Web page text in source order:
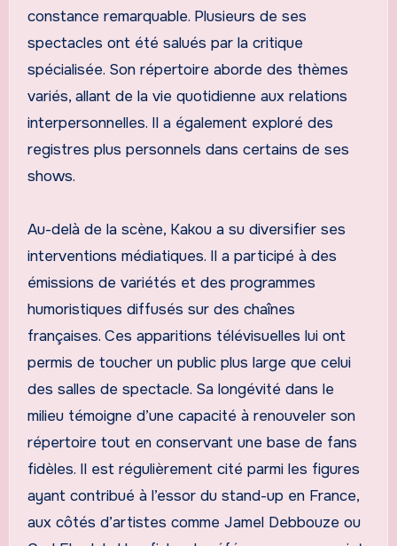
constance remarquable. Plusieurs de ses
spectacles ont été salués par la critique
spécialisée. Son répertoire aborde des thèmes
variés, allant de la vie quotidienne aux relations
interpersonnelles. Il a également exploré des
registres plus personnels dans certains de ses
shows.
Au-delà de la scène, Kakou a su diversifier ses
interventions médiatiques. Il a participé à des
émissions de variétés et des programmes
humoristiques diffusés sur des chaînes
françaises. Ces apparitions télévisuelles lui ont
permis de toucher un public plus large que celui
des salles de spectacle. Sa longévité dans le
milieu témoigne d’une capacité à renouveler son
répertoire tout en conservant une base de fans
fidèles. Il est régulièrement cité parmi les figures
ayant contribué à l’essor du stand-up en France,
aux côtés d’artistes comme Jamel Debbouze ou